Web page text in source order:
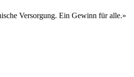
Versorgung. Ein Gewinn für alle.»